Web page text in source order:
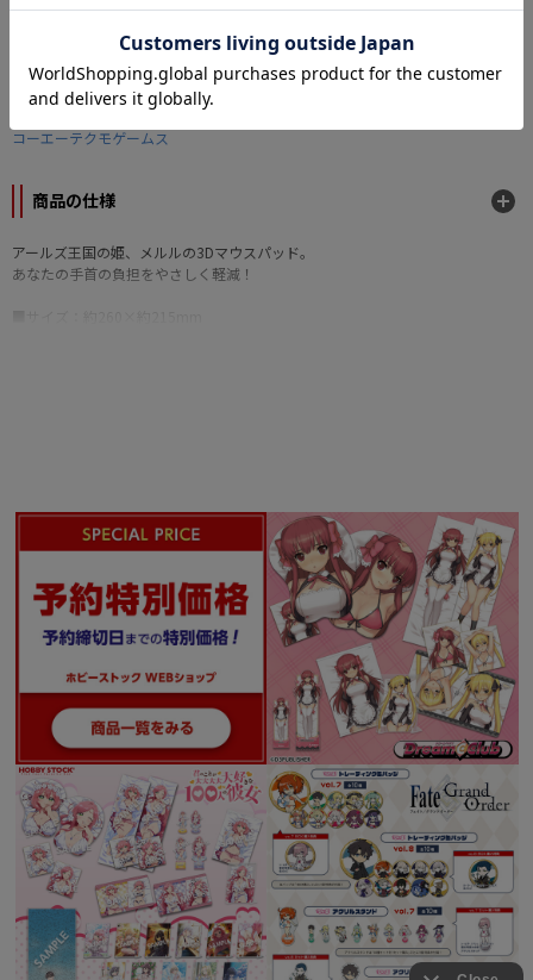
メルルのアトリエ～アーランドの錬金術士3～/アトリエシリーズ
コーエーテクモゲームス
商品の仕様
アールズ王国の姫、メルルの3Dマウスパッド。
あなたの手首の負担をやさしく軽減！